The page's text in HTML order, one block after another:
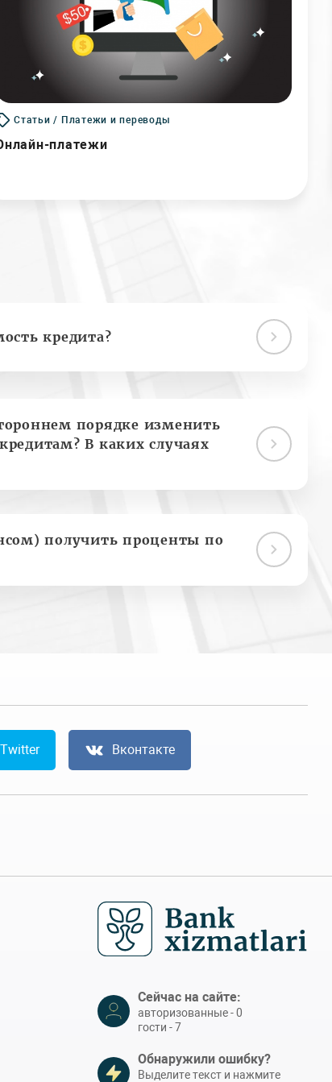
Статьи / Платежи и переводы
платежи
кредита?
порядке изменить
В каких случаях
получить проценты по
Twitter Вконтакте
Сейчас на сайте:
авторизованные - 0